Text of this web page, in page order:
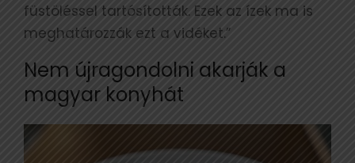
füstöléssel tartósították. Ezek az ízek ma is
meghatározzák ezt a vidéket.”
Nem újragondolni akarják a
magyar konyhát